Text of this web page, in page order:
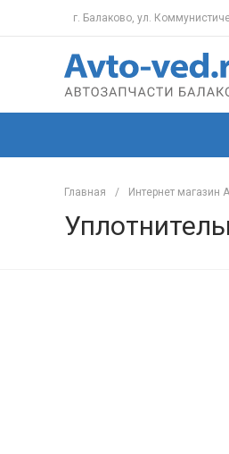
г. Балаково, ул.
Главная / Интернет магазин